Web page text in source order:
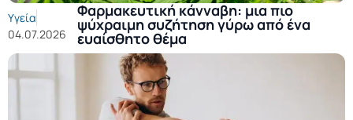
Υγεία
04.07.2026
Φαρμακευτική κάνναβη: μια πιο
ψύχραιμη συζήτηση γύρω από ένα
ευαίσθητο θέμα